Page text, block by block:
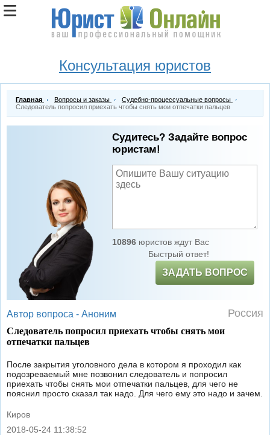
Консультация юристов
Главная Вопросы и заказы
Судебно-процессуальные вопросы
Следователь попросил приехать чтобы снять мои отпечатки пальцев
Судитесь? Задайте вопрос
юристам!
10896юристов ждут Вас
Быстрый ответ!
ЗАДАТЬ ВОПРОС
Автор вопроса - Аноним Россия
Следователь попросил приехать чтобы снять мои
отпечатки пальцев
После закрытия уголовного дела в котором я проходил как
подозреваемый мне позвонил следователь и попросил
приехать чтобы снять мои отпечатки пальцев, для чего не
пояснил просто сказал так надо. Для чего ему это надо и зачем.
Киров
|
2018-05-24 11:38:52